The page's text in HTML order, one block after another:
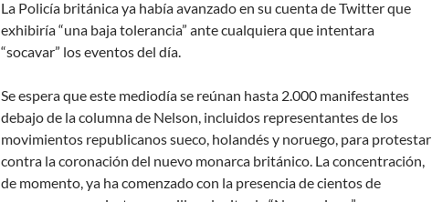
La Policía británica ya había avanzado en su cuenta de Twitter que
exhibiría “una baja tolerancia” ante cualquiera que intentara
“socavar” los eventos del día.
Se espera que este mediodía se reúnan hasta 2.000 manifestantes
debajo de la columna de Nelson, incluidos representantes de los
movimientos republicanos sueco, holandés y noruego, para protestar
contra la coronación del nuevo monarca británico. La concentración,
de momento, ya ha comenzado con la presencia de cientos de